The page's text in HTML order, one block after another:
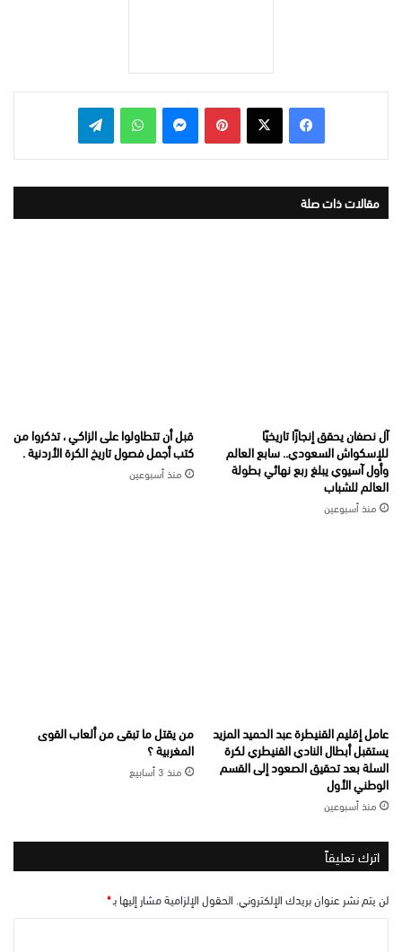
بينتيريست واتساب
مقالات ذات صلة
آل نصفان يحقق إنجازًا تاريخيًا
للإسكواش السعودي.. سابع العالم
وأول آسيوي يبلغ ربع نهائي بطولة
العالم للشباب
منذ أسبوعين
قبل أن تتطاولوا على الزاكي ، تذكروا من
كتب أجمل فصول تاريخ الكرة الأردنية .
منذ أسبوعين
عامل إقليم القنيطرة عبد الحميد المزيد
يستقبل أبطال النادي القنيطري لكرة
السلة بعد تحقيق الصعود إلى القسم
الوطني الأول
منذ أسبوعين
من يقتل ما تبقى من ألعاب القوى
المغربية ؟
منذ 3 أسابيع
اترك تعليقاً
لن يتم نشر عنوان بريدك الإلكتروني. الحقول الإلزامية مشار إليها بـ*